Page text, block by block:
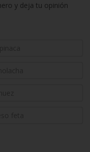
y deja tu opinión